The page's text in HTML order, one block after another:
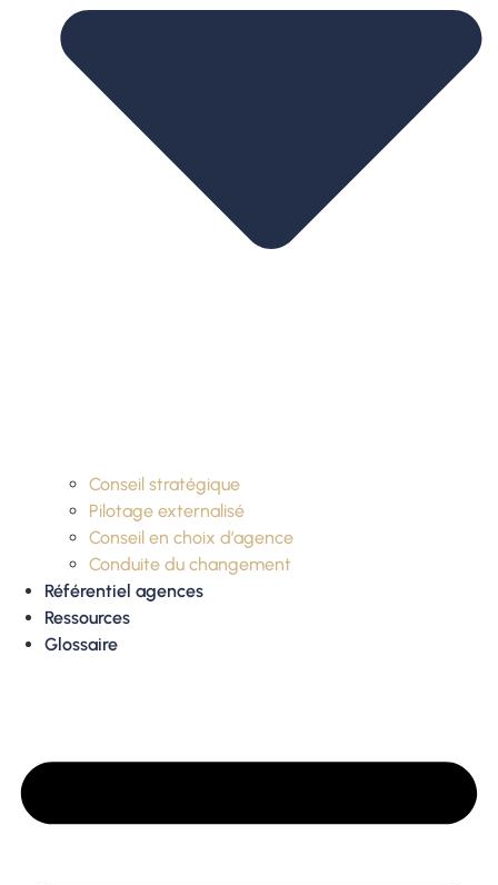
Conseil stratégique
Pilotage externalisé
Conseil en choix d’agence
Conduite du changement
Référentiel agences
Ressources
Glossaire